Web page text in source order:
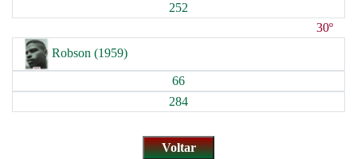
252
30º
Robson (1959)
66
284